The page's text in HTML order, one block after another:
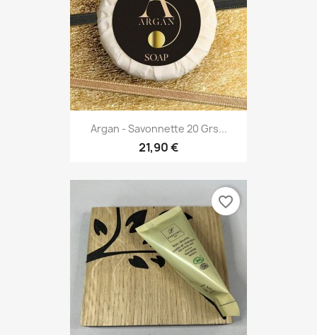
Argan - Savonnette 20 Grs...
21,90 €
favorite_border